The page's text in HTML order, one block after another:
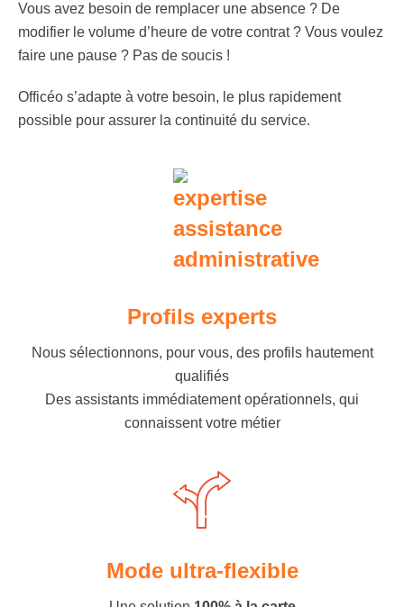
Vous avez besoin de remplacer une absence ? De
modifier le volume d’heure de votre contrat ? Vous voulez
faire une pause ? Pas de soucis !
Officéo s’adapte à votre besoin, le plus rapidement
possible pour assurer la continuité du service.
Profils experts
Nous sélectionnons, pour vous, des profils hautement
qualifiés
Des assistants immédiatement opérationnels, qui
connaissent votre métier
Mode ultra-flexible